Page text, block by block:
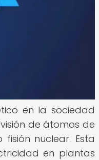
en la sociedad
de átomos de
nuclear. Esta
en plantas